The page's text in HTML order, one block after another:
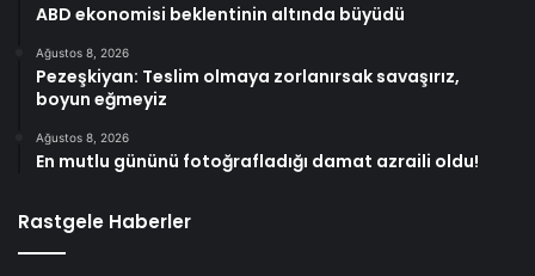
ABD ekonomisi beklentinin altında büyüdü
Ağustos 8, 2026
Pezeşkiyan: Teslim olmaya zorlanırsak savaşırız,
boyun eğmeyiz
Ağustos 8, 2026
En mutlu gününü fotoğrafladığı damat azraili oldu!
Rastgele Haberler